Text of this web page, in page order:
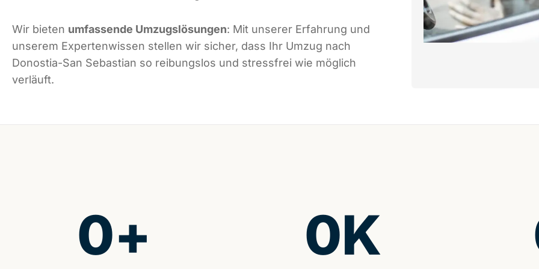
Wir bieten umfassende Umzugslösungen: Mit unserer Erfahrung und
unserem Expertenwissen stellen wir sicher, dass Ihr Umzug nach
Donostia-San Sebastian so reibungslos und stressfrei wie möglich
verläuft.
0+ 0K